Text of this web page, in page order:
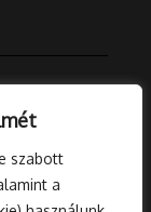
szabott
a